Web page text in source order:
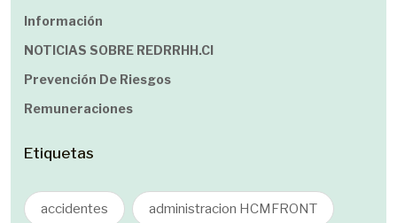
Información
NOTICIAS SOBRE REDRRHH.cl
Prevención De Riesgos
Remuneraciones
Etiquetas
accidentes administracion HCMFRONT